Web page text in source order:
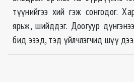
түүнийгээ хий гэж сонгодог.
ярьж, шийддэг. Доогуур
бид эзэд, тэд үйлчлэгчид шүү дээ.